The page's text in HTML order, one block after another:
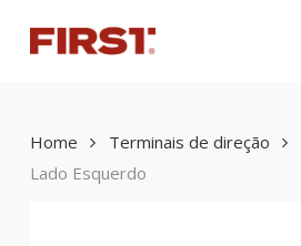
main
Home Terminais de direção
Lado Esquerdo